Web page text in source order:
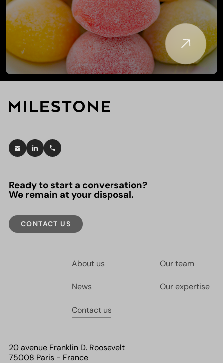
Ready to start a conversation?
We remain at your disposal.
CONTACT US
About us Our team
News Our expertise
Contact us
20 avenue Franklin D. Roosevelt
75008 Paris - France